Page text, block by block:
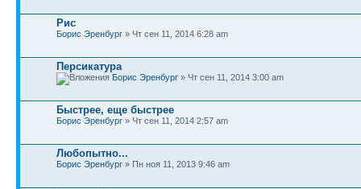
Рис
Борис Эренбург » Чт сен 11, 2014 6:28 am
Персикатура
Борис Эренбург » Чт сен 11, 2014 3:00 am
Быстрее, еще быстрее
Борис Эренбург » Чт сен 11, 2014 2:57 am
Любопытно...
Борис Эренбург » Пн ноя 11, 2013 9:46 am